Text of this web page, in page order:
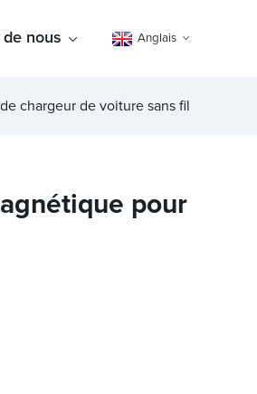
nous Anglais
chargeur de voiture sans fil
pour